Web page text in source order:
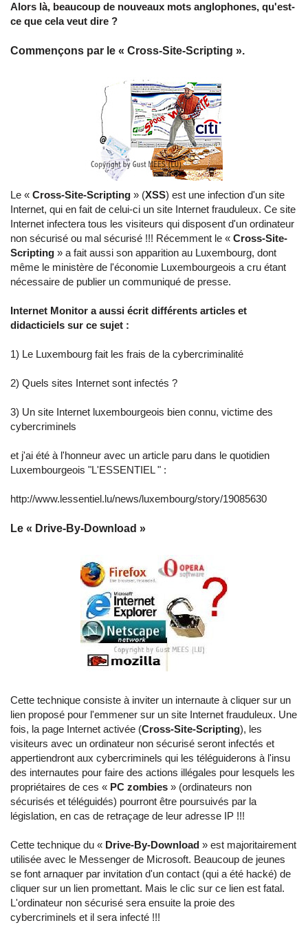
Alors là, beaucoup de nouveaux mots anglophones, qu'est-
ce que cela veut dire ?
Commençons par le « Cross-Site-Scripting ».
Le « Cross-Site-Scripting » (XSS) est une infection d'un site
Internet, qui en fait de celui-ci un site Internet frauduleux. Ce site
Internet infectera tous les visiteurs qui disposent d'un ordinateur
non sécurisé ou mal sécurisé !!! Récemment le « Cross-Site-
Scripting » a fait aussi son apparition au Luxembourg, dont
même le ministère de l'économie Luxembourgeois a cru étant
nécessaire de publier un communiqué de presse.
Internet Monitor a aussi écrit différents articles et
didacticiels sur ce sujet :
1) Le Luxembourg fait les frais de la cybercriminalité
2) Quels sites Internet sont infectés ?
3) Un site Internet luxembourgeois bien connu, victime des
cybercriminels
et j'ai été à l'honneur avec un article paru dans le quotidien
Luxembourgeois "L'ESSENTIEL" :
http://www.lessentiel.lu/news/luxembourg/story/19085630
Le « Drive-By-Download »
Cette technique consiste à inviter un internaute à cliquer sur un
lien proposé pour l'emmener sur un site Internet frauduleux. Une
fois, la page Internet activée (Cross-Site-Scripting), les
visiteurs avec un ordinateur non sécurisé seront infectés et
appertiendront aux cybercriminels qui les téléguiderons à l'insu
des internautes pour faire des actions illégales pour lesquels les
propriétaires de ces « PC zombies » (ordinateurs non
sécurisés et téléguidés) pourront être poursuivés par la
législation, en cas de retraçage de leur adresse IP !!!
Cette technique du « Drive-By-Download » est majoritairement
utilisée avec le Messenger de Microsoft. Beaucoup de jeunes
se font arnaquer par invitation d'un contact (qui a été hacké) de
cliquer sur un lien promettant. Mais le clic sur ce lien est fatal.
L'ordinateur non sécurisé sera ensuite la proie des
cybercriminels et il sera infecté !!!